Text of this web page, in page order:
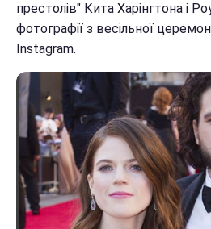
престолів" Кита Харінгтона і
фотографії з весільної
Instagram.